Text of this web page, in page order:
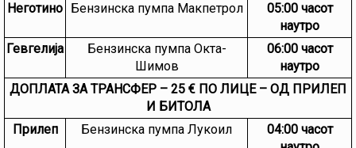
Неготино
Бензинска пумпа Макпетрол 05:00 часот
наутро
Гевгелија
Бензинска пумпа Окта-
Шимов
06:00 часот
наутро
ДОПЛАТА ЗА ТРАНСФЕР – 25 € ПО ЛИЦЕ – ОД ПРИЛЕП
И БИТОЛА
Прилеп
Бензинска пумпа Лукоил
04:00 часот